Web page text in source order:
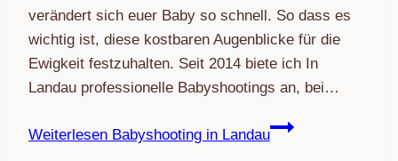
verändert sich euer Baby so schnell. So dass es
wichtig ist, diese kostbaren Augenblicke für die
Ewigkeit festzuhalten. Seit 2014 biete ich In
Landau professionelle Babyshootings an, bei…
Weiterlesen Babyshooting in Landau